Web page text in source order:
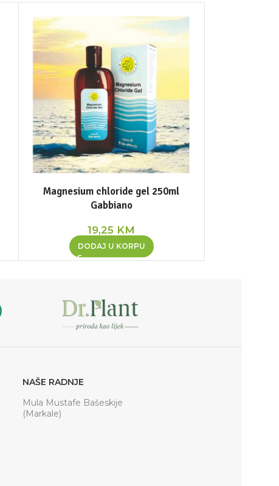
Magnesium chloride gel 250ml
Gabbiano
19,25 KM
DODAJ U KORPU
NAŠE RADNJE
Mula Mustafe Bašeskije
(Markale)